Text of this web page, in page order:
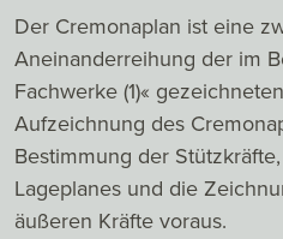
Der Cremonaplan ist eine
Aneinanderreihung der im
Fachwerke (1)«
Aufzeichnung des
Bestimmung der
Lageplanes und die
äußeren Kräfte voraus.